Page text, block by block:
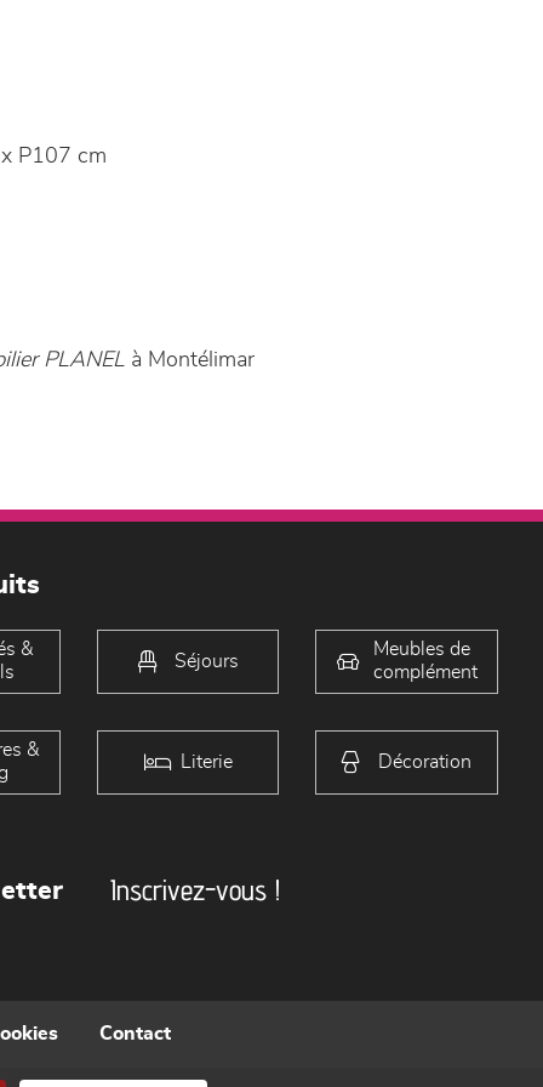
P107 cm
PLANEL à Montélimar
&
Séjours
Meubles de
complément
&
Literie Décoration
Inscrivez-vous !
Contact